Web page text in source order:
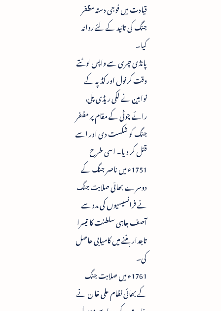
قیادت میں فوجی دستہ مظفر
جنگ کی تائید کے لئے روانہ
کیا۔
پانڈی چری سے واپس لوٹتے
وقت کرنول اور کڈپہ کے
نوابین نے لکی ریڈی پلی،
رائے چوٹی کے مقام پر مظفر
جنگ کو شکست دی اور اسے
قتل کر دیا۔ اسی طرح
1751ء میں ناصر جنگ کے
دوسرے بھائی صلابت جنگ
نے فرانسیسیوں کی مدد سے
آصف جاہی سلطنت کا تیسرا
تاجدار ہننے میں کامیابی حاصل
کی۔
1761ء میں صلابت جنگ
کے بھائی نظام علی خان نے